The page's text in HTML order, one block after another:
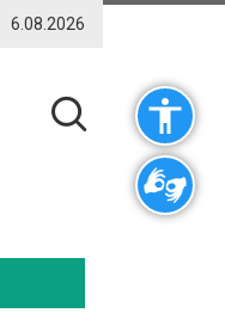
6.08.2026